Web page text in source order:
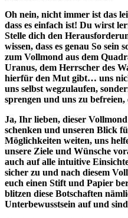
Oh nein, nicht immer ist das
dass es einfach ist! Du wirst
Stelle dich den
wissen, dass es genau So
zum Vollmond aus dem
Uranus, dem Herrscher des
hierfür den Mut gibt… uns
uns selbst wegzulaufen,
sprengen und uns zu befreien,
Ja, Ihr lieben, dieser
schenken und unseren Blick
Möglichkeiten weiten, uns
unsere Ziele und Wünsche
auch auf alle intuitive
sicher zu und nach diesem
euch einen Stift und Papier
blitzen diese Botschaften
Unterbewusstsein auf und